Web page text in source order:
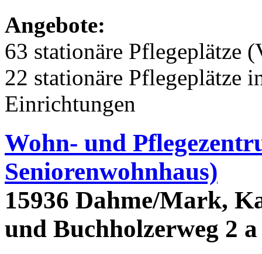
Angebote:
63 stationäre Pflegeplätze
22 stationäre Pflegeplätze
Einrichtungen
Wohn- und
Seniorenwohnhaus)
15936 Dahme/Mark,
und Buchholzerweg 2 a